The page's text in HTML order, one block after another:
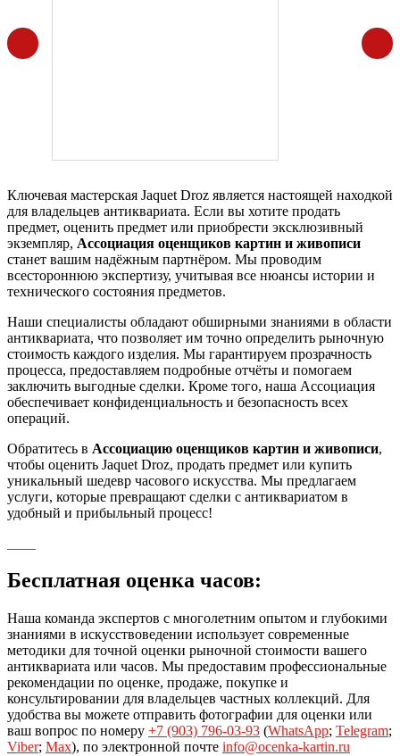
Ключевая мастерская Jaquet Droz является настоящей находкой
для владельцев антиквариата. Если вы хотите продать
предмет, оценить предмет или приобрести эксклюзивный
экземпляр, Ассоциация оценщиков картин и живописи
станет вашим надёжным партнёром. Мы проводим
всестороннюю экспертизу, учитывая все нюансы истории и
технического состояния предметов.
Наши специалисты обладают обширными знаниями в области
антиквариата, что позволяет им точно определить рыночную
стоимость каждого изделия. Мы гарантируем прозрачность
процесса, предоставляем подробные отчёты и помогаем
заключить выгодные сделки. Кроме того, наша Ассоциация
обеспечивает конфиденциальность и безопасность всех
операций.
Обратитесь в Ассоциацию оценщиков картин и живописи,
чтобы оценить Jaquet Droz, продать предмет или купить
уникальный шедевр часового искусства. Мы предлагаем
услуги, которые превращают сделки с антиквариатом в
удобный и прибыльный процесс!
Бесплатная оценка часов:
Наша команда экспертов с многолетним опытом и глубокими
знаниями в искусствоведении использует современные
методики для точной оценки рыночной стоимости вашего
антиквариата или часов. Мы предоставим профессиональные
рекомендации по оценке, продаже, покупке и
консультировании для владельцев частных коллекций. Для
удобства вы можете отправить фотографии для оценки или
ваш вопрос по номеру +7 (903) 796-03-93 (WhatsApp; Telegram;
Viber; Max), по электронной почте info@ocenka-kartin.ru